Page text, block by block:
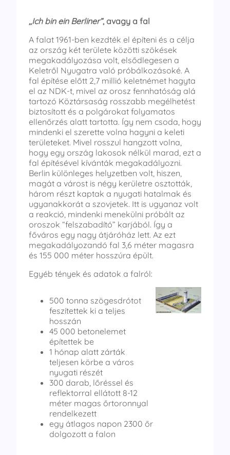
,,Ich bin ein Berliner”, avagy a fal
A falat 1961-ben kezdték el építeni és a célja
az ország két területe közötti szökések
megakadályozása volt, elsődlegesen a
Keletről Nyugatra való próbálkozásoké. A
fal építése előtt 2,7 millió keletnémet hagyta
el az NDK-t, mivel az orosz fennhatóság alá
tartozó Köztársaság rosszabb megélhetést
biztosított és a polgárokat folyamatos
ellenőrzés alatt tartotta. Így nem csoda, hogy
mindenki el szerette volna hagyni a keleti
területeket. Mivel rosszul hangzott volna,
hogy egy ország lakosok nélkül marad, ezt a
fal építésével kívánták megakadályozni.
Berlin különleges helyzetben volt, hiszen,
magát a várost is négy kerületre osztották,
három részt kaptak a nyugati hatalmak és
ugyanakkorát a szovjetek. Itt is ugyanaz volt
a reakció, mindenki menekülni próbált az
oroszok “felszabadító” karjából. Így a
főváros egy nagy átjáróház lett. Az ezt
megakadályozandó fal 3,6 méter magasra
és 155 000 méter hosszúra épült.
Egyéb tények és adatok a falról:
500 tonna szögesdrótot
feszítettek ki a teljes
hosszán
45 000 betonelemet
építettek be
1 hónap alatt zárták
teljesen körbe a város
nyugati részét
300 darab, lőréssel és
reflektorral ellátott 8-12
méter magas őrtoronnyal
rendelkezett
egy átlagos napon 2300 őr
dolgozott a falon